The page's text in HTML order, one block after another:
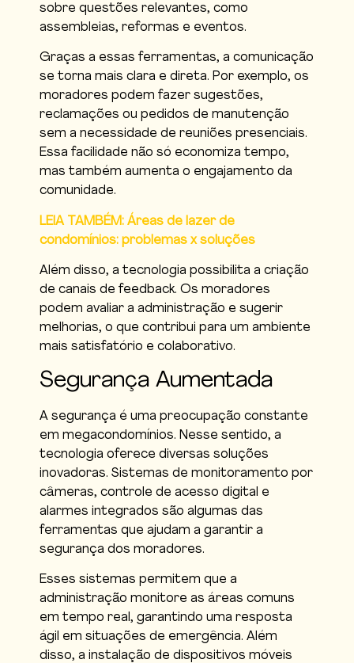
sobre questões relevantes, como
assembleias, reformas e eventos.
Graças a essas ferramentas, a comunicação
se torna mais clara e direta. Por exemplo, os
moradores podem fazer sugestões,
reclamações ou pedidos de manutenção
sem a necessidade de reuniões presenciais.
Essa facilidade não só economiza tempo,
mas também aumenta o engajamento da
comunidade.
LEIA TAMBÉM: Áreas de lazer de
condomínios: problemas x soluções
Além disso, a tecnologia possibilita a criação
de canais de feedback. Os moradores
podem avaliar a administração e sugerir
melhorias, o que contribui para um ambiente
mais satisfatório e colaborativo.
Segurança Aumentada
A segurança é uma preocupação constante
em megacondomínios. Nesse sentido, a
tecnologia oferece diversas soluções
inovadoras. Sistemas de monitoramento por
câmeras, controle de acesso digital e
alarmes integrados são algumas das
ferramentas que ajudam a garantir a
segurança dos moradores.
Esses sistemas permitem que a
administração monitore as áreas comuns
em tempo real, garantindo uma resposta
ágil em situações de emergência. Além
disso, a instalação de dispositivos móveis